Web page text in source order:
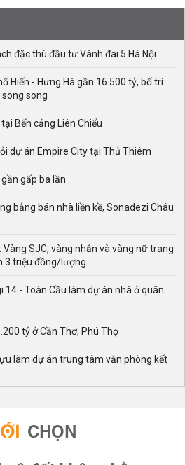
đặc thù đầu tư Vành đai 5 Hà Nội
Hiến - Hưng Hà gần 16.500 tỷ, bố trí
song
Bến cảng Liên Chiểu
dự án Empire City tại Thủ Thiêm
gấp ba lần
bằng bán nhà liền kề, Sonadezi Châu
SJC, vàng nhẫn và vàng nữ trang
3 triệu đồng/lượng
14 - Toàn Cầu làm dự án nhà ở quân
tỷ ở Cần Thơ, Phú Thọ
làm dự án trung tâm văn phòng kết
CHỌN